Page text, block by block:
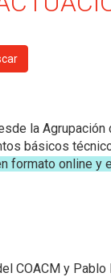
la
básicos
formato online y
COACM y